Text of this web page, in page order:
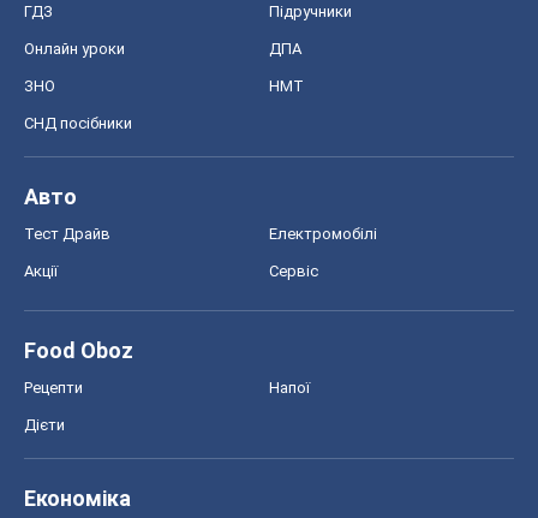
ГДЗ Підручники
Онлайн уроки ДПА
ЗНО НМТ
СНД посібники
Авто
Тест Драйв Електромобілі
Акції Сервіс
Food Oboz
Рецепти Напої
Дієти
Економіка